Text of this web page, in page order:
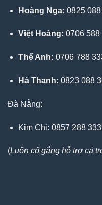
Hoàng Nga: 0825
Việt Hoàng: 0706 588
Thế Anh: 0706 788
Hà Thanh: 0823 088
Đà Nẵng:
Kim Chi: 0857 288 333
(Luôn cố gắng hỗ trợ cả